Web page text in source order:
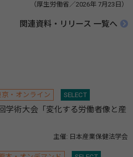
（厚生労働省／2026年 7月23日）
関連資料・リリース 一覧へ
京・オンライン SELECT
学術大会「変化する労働者像と産
主催: 日本産業保健法学会